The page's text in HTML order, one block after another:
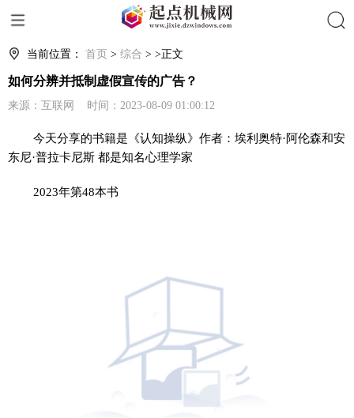
当前位置： 首页 > 综合 > >正文
如何分辨并抵制虚假宣传的广告？
来源：互联网 时间：2023-08-09 01:00:12
今天分享的书籍是《认知操纵》作者：埃利奥特·阿伦森和安
东尼·普拉卡尼斯 都是知名心理学家
2023年第48本书